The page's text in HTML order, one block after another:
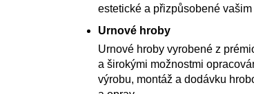
estetické a přizpůsobené
Urnové hroby
Urnové hroby vyrobené z
a širokými možnostmi
výrobu, montáž a dodávku